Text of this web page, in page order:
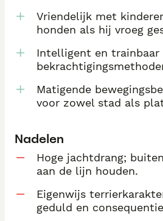
Vriendelijk met
honden als hij vroeg
Intelligent en trainbaar
Matigende
voor zowel stad als
Nadelen
Hoge jachtdrang;
aan de lijn houden.
Eigenwijs
geduld en